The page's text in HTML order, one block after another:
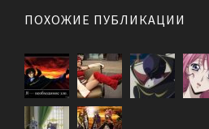
ПОХОЖИЕ ПУБЛИКАЦИИ